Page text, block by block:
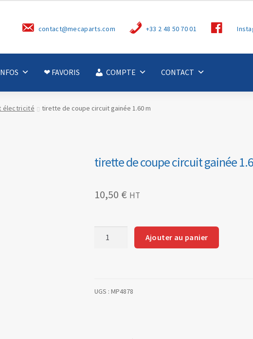
contact@mecaparts.com +33 2 48 50 70 01
e
❤ FAVORIS COMPTE CONTACT
électricité tirette de coupe circuit gainée 1.60 m
tirette de coupe circuit gainée
10,50 € HT
circuit
Ajouter au panier
UGS :MP4878